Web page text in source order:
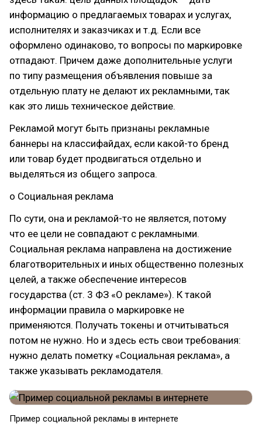
информацию о предлагаемых товарах и услугах,
исполнителях и заказчиках и т.д. Если все
оформлено одинаково, то вопросы по маркировке
отпадают. Причем даже дополнительные услуги
по типу размещения объявления повыше за
отдельную плату не делают их рекламными, так
как это лишь техническое действие.
Рекламой могут быть признаны рекламные
баннеры на классифайдах, если какой-то бренд
или товар будет продвигаться отдельно и
выделяться из общего запроса.
o Социальная реклама
По сути, она и рекламой-то не является, потому
что ее цели не совпадают с рекламными.
Социальная реклама направлена на достижение
благотворительных и иных общественно полезных
целей, а также обеспечение интересов
государства (ст. 3 ФЗ «О рекламе»). К такой
информации правила о маркировке не
применяются. Получать токены и отчитываться
потом не нужно. Но и здесь есть свои требования:
нужно делать пометку «Социальная реклама», а
также указывать рекламодателя.
Пример социальной рекламы в интернете